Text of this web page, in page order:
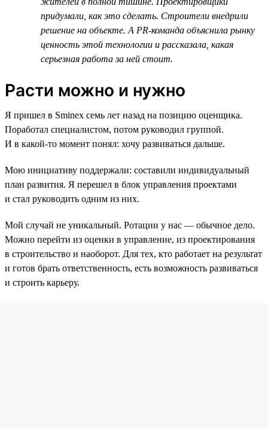
придумали, как это сделать. Строители внедрили
решение на объекте. А PR-команда объяснила рынку
ценность этой технологии и рассказала, какая
серьезная работа за ней стоит.
Расти можно и нужно
Я пришел в Sminex семь лет назад на позицию оценщика.
Поработал специалистом, потом руководил группой.
И в какой-то момент понял: хочу развиваться дальше.
Мою инициативу поддержали: составили индивидуальный
план развития. Я перешел в блок управления проектами
и стал руководить одним из них.
Мой случай не уникальный. Ротации у нас — обычное дело.
Можно перейти из оценки в управление, из проектирования
в строительство и наоборот. Для тех, кто работает на результат
и готов брать ответственность, есть возможность развиваться
и строить карьеру.